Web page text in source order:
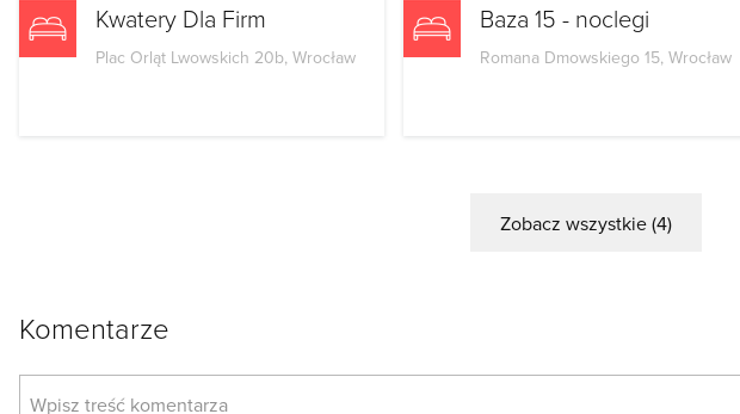
Kwatery Dla Firm
Plac Orląt Lwowskich 20b, Wrocław
Baza 15 - noclegi
Romana Dmowskiego 15, Wrocław
Zobacz wszystkie (4)
Komentarze